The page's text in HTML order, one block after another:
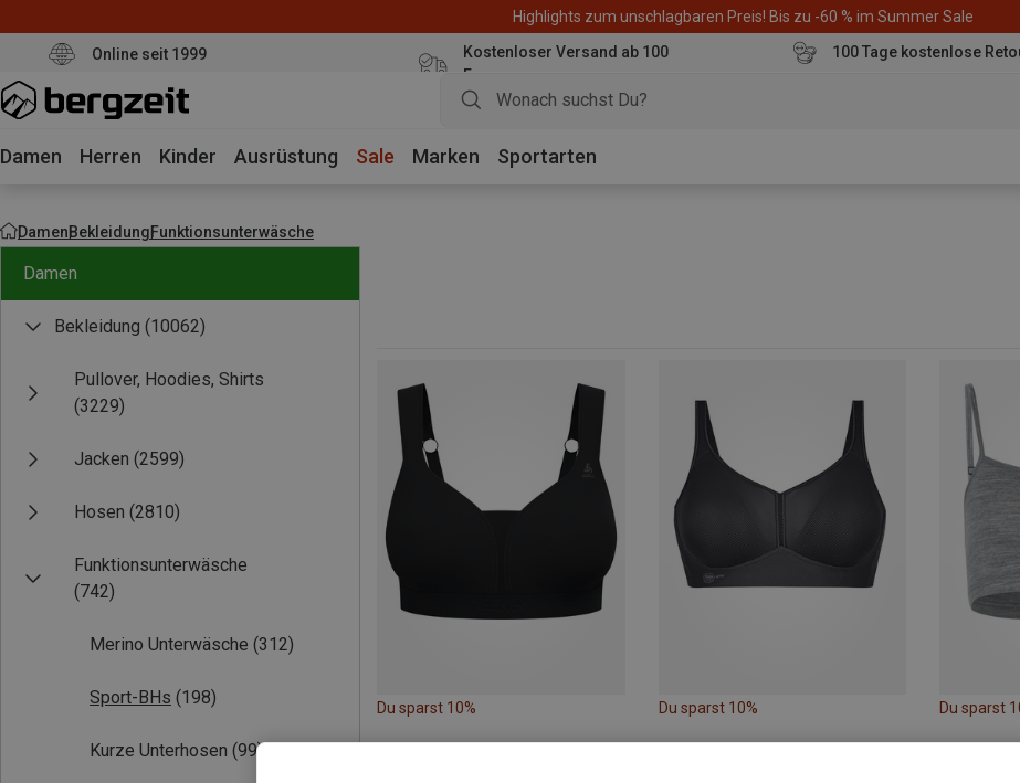
Highlights zum unschlagbaren Preis! Bis zu -60 % im Summer Sale
Online seit 1999
Kostenloser Versand ab 100
Euro
100 Tage kostenlose
Damen Herren Kinder Ausrüstung Sale Marken Sportarten
DamenBekleidungFunktionsunterwäsche
Damen
Bekleidung (10062)
Pullover, Hoodies, Shirts
(3229)
Jacken (2599)
Hosen (2810)
Funktionsunterwäsche
(742)
Merino Unterwäsche (312)
Sport-BHs (198)
Kurze Unterhosen (99)
Du sparst 10% Du sparst 10% Du sparst